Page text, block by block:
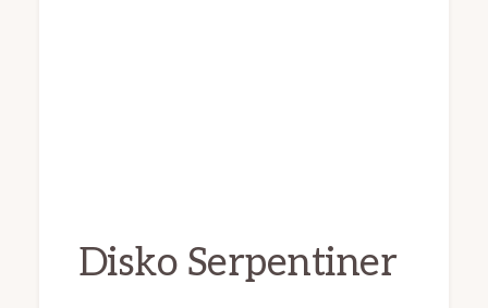
Disko Serpentiner